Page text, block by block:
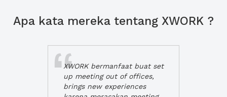
Apa kata mereka tentang XWORK ?
XWORK bermanfaat buat set
up meeting out of offices,
brings new experiences